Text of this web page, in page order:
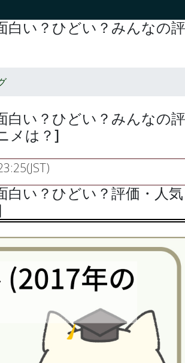
い？ひどい？みんなの
白い？ひどい？みんなの評
メは？]
い？ひどい？評価・人気